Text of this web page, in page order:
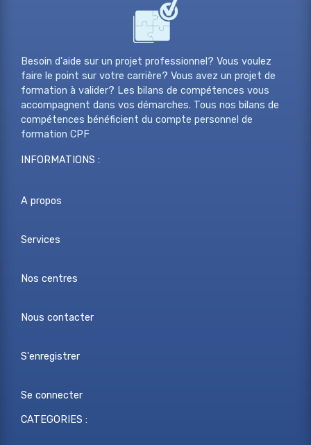
Besoin d'aide sur un projet professionnel? Vous voulez
faire le point sur votre carrière? Vous avez un projet de
formation à valider? Les bilans de compétences vous
accompagnent dans vos démarches. Tous nos bilans de
compétences bénéficient du compte personnel de
formation CPF
INFORMATIONS :
A propos
Services
Nos centres
Nous contacter
S'enregistrer
Se connecter
CATEGORIES :